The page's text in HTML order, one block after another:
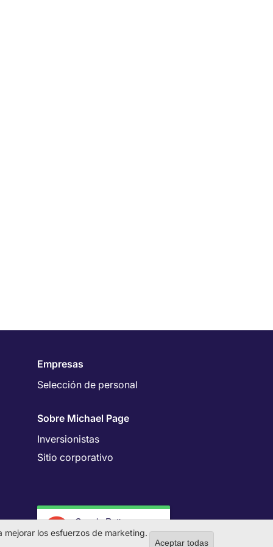
Empresas
Selección de personal
Sobre Michael Page
Inversionistas
Sitio corporativo
Google Rating
4.7
los esfuerzos de marketing.
Aceptar todas